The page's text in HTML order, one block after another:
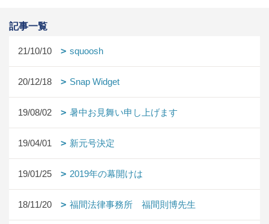
記事一覧
21/10/10 squoosh
20/12/18 Snap Widget
19/08/02 暑中お見舞い申し上げます
19/04/01 新元号決定
19/01/25 2019年の幕開けは
18/11/20 福間法律事務所 福間則博先生